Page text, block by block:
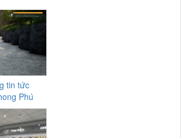
tin tức
Phú